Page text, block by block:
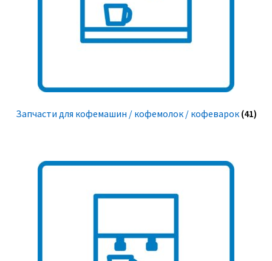
Запчасти для кофемашин / кофемолок / кофеварок (41)